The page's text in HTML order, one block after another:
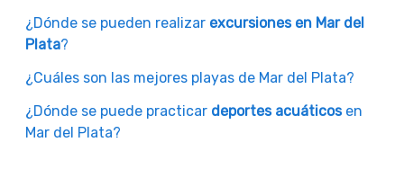
¿Dónde se pueden realizar excursiones en Mar del
Plata?
¿Cuáles son las mejores playas de Mar del Plata?
¿Dónde se puede practicar deportes acuáticosen
Mar del Plata?